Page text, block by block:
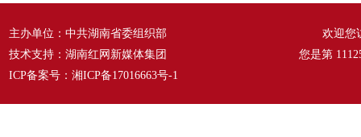
主办单位：中共湖南省委组织部
技术支持：湖南红网新媒体集团
ICP备案号： 湘ICP备17016663号-1
欢迎您
您是第